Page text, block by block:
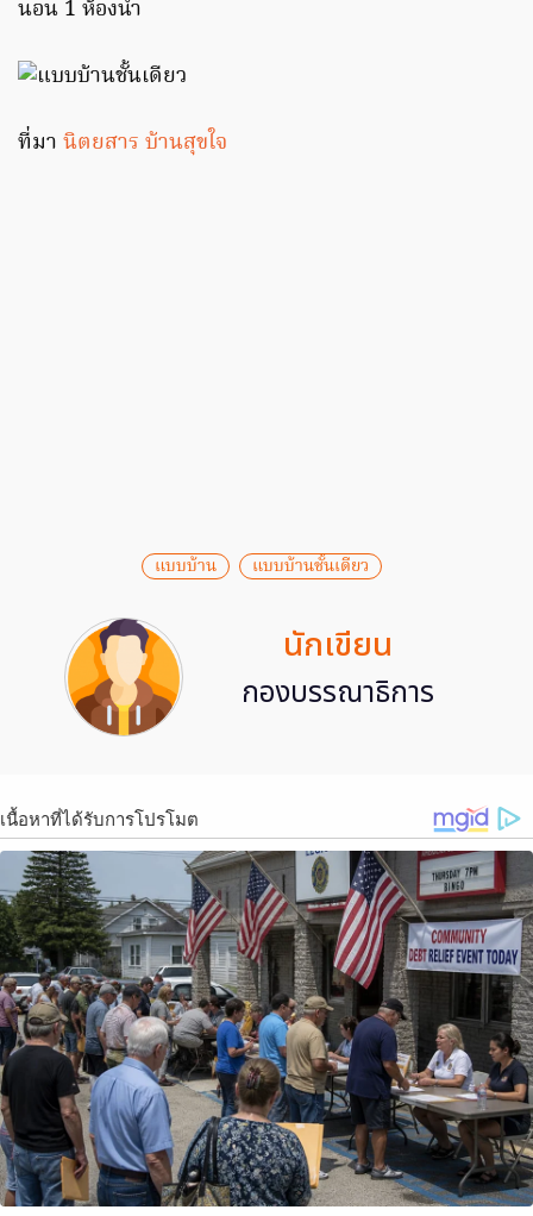
นอน 1 ห้องน้ำ
ที่มา นิตยสาร บ้านสุขใจ
แบบบ้าน แบบบ้านชั้นเดียว
นักเขียน
กองบรรณาธิการ
เนื้อหาที่ได้รับการโปรโมต